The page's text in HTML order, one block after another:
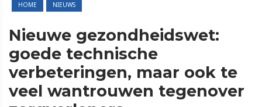
HOME NIEUWS
Nieuwe gezondheidswet:
goede technische
verbeteringen, maar ook te
veel wantrouwen tegenover